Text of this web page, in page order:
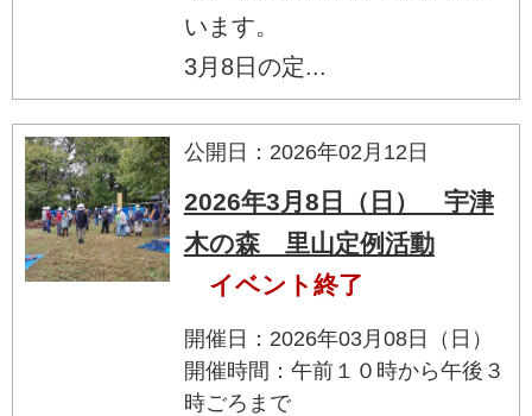
います。
3月8日の定...
公開日：2026年02月12日
2026年3月8日（日） 宇津
木の森 里山定例活動
イベント終了
開催日：2026年03月08日（日）
開催時間：午前１０時から午後３
時ごろまで